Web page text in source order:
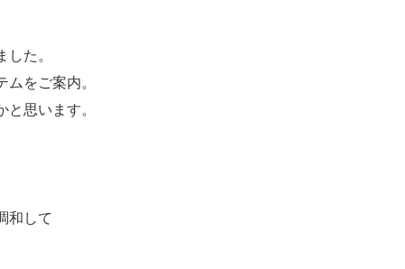
た。
をご案内。
思います。
和して